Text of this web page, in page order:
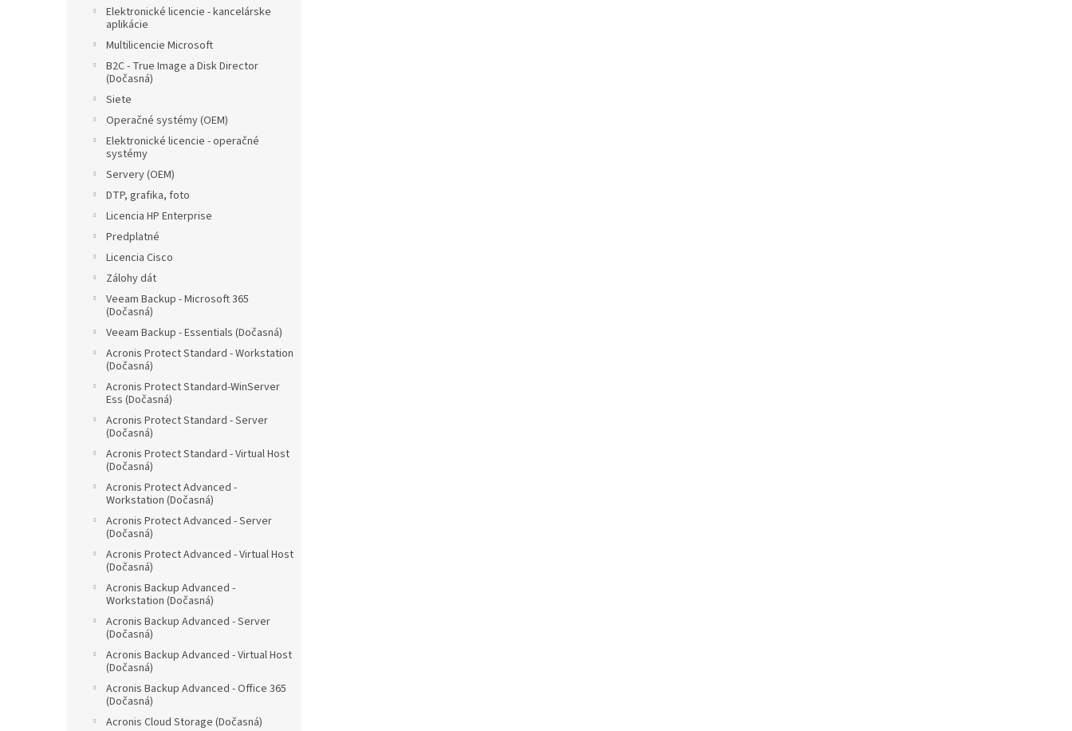
Elektronické licencie - kancelárske
aplikácie
Multilicencie Microsoft
B2C - True Image a Disk Director
(Dočasná)
Siete
Operačné systémy (OEM)
Elektronické licencie - operačné
systémy
Servery (OEM)
DTP, grafika, foto
Licencia HP Enterprise
Predplatné
Licencia Cisco
Zálohy dát
Veeam Backup - Microsoft 365
(Dočasná)
Veeam Backup - Essentials (Dočasná)
Acronis Protect Standard - Workstation
(Dočasná)
Acronis Protect Standard-WinServer
Ess (Dočasná)
Acronis Protect Standard - Server
(Dočasná)
Acronis Protect Standard - Virtual Host
(Dočasná)
Acronis Protect Advanced -
Workstation (Dočasná)
Acronis Protect Advanced - Server
(Dočasná)
Acronis Protect Advanced - Virtual Host
(Dočasná)
Acronis Backup Advanced -
Workstation (Dočasná)
Acronis Backup Advanced - Server
(Dočasná)
Acronis Backup Advanced - Virtual Host
(Dočasná)
Acronis Backup Advanced - Office 365
(Dočasná)
Acronis Cloud Storage (Dočasná)